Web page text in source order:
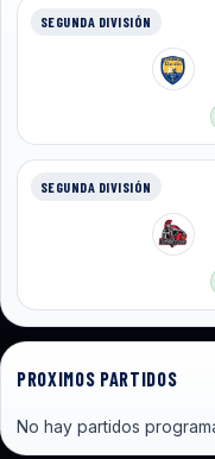
SEGUNDA DIVISIÓN
SEGUNDA DIVISIÓN
PROXIMOS PARTIDOS
No hay partidos